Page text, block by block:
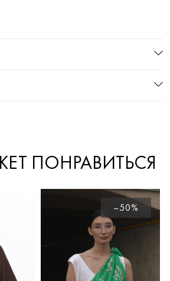
ПОНРАВИТЬСЯ
–50%